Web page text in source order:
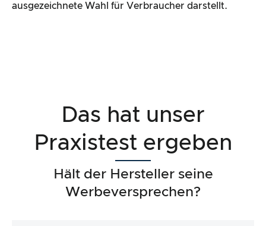
ausgezeichnete Wahl für Verbraucher darstellt.
Das hat unser
Praxistest ergeben
Hält der Hersteller seine
Werbeversprechen?